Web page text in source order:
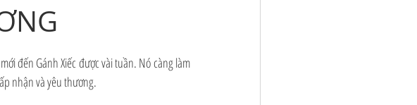
đến Gánh Xiếc được vài tuần. Nó càng làm
nhận và yêu thương.